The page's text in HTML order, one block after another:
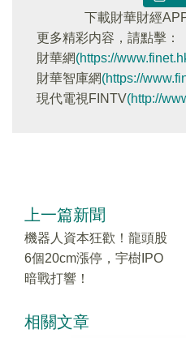
下載財華財經
更多精彩内容，請點擊：
財華網(https://
財華智庫網(https://
現代電視FINTV(http://
上一篇新聞
機器人資本狂歡！龍頭股
6個20cm漲停，宇樹IPO
暗戰打響！
相關文章